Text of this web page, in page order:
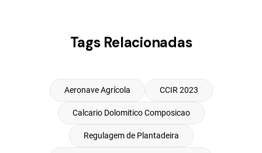
Tags Relacionadas
Aeronave Agrícola CCIR 2023
Calcario Dolomitico Composicao
Regulagem de Plantadeira